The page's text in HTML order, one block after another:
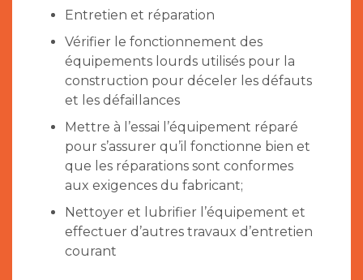
Entretien et réparation
Vérifier le fonctionnement des
équipements lourds utilisés pour la
construction pour déceler les défauts
et les défaillances
Mettre à l’essai l’équipement réparé
pour s’assurer qu’il fonctionne bien et
que les réparations sont conformes
aux exigences du fabricant;
Nettoyer et lubrifier l’équipement et
effectuer d’autres travaux d’entretien
courant